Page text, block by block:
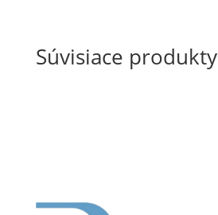
Súvisiace produkty